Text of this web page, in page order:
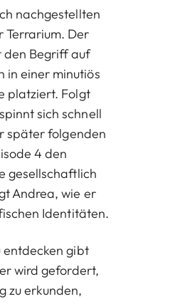
nachgestellten
Terrarium. Der
den Begriff auf
in einer minutiös
platziert. Folgt
sich schnell
später folgenden
4 den
gesellschaftlich
Andrea, wie er
Identitäten.
entdecken gibt
wird gefordert,
zu erkunden,